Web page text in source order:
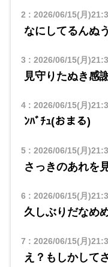
2 : 2026/06/15(月
なにしてるんぬ
3 : 2026/06/15(月
見守りたぬき感
4: 2026/06/15(月
ﾝﾊﾞﾁｭ(おまる)
5: 2026/06/15(月
さっきのあれを
6 : 2026/06/15(月
久しぶりだなめ
7 : 2026/06/15(月
え？もしかして